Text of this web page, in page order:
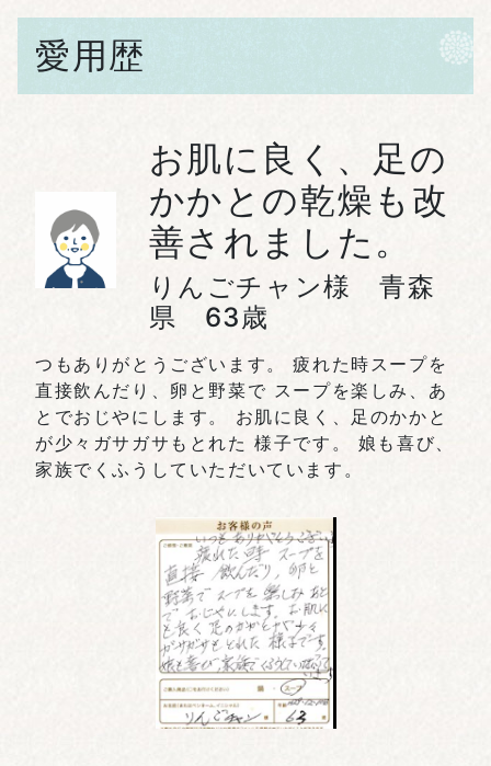
愛用歴
お肌に良く、足の
かかとの乾燥も改
善されました。
りんごチャン様 青森
県 63歳
つもありがとうございます。 疲れた時スープを
直接飲んだり、卵と野菜で スープを楽しみ、あ
とでおじやにします。 お肌に良く、足のかかと
が少々ガサガサもとれた 様子です。 娘も喜び、
家族でくふうしていただいています。